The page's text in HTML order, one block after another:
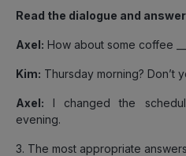
Read the dialogue and
Axel: How about some coffee
Kim: Thursday morning? Don’t
Axel: I changed the
evening.
3. The most appropriate